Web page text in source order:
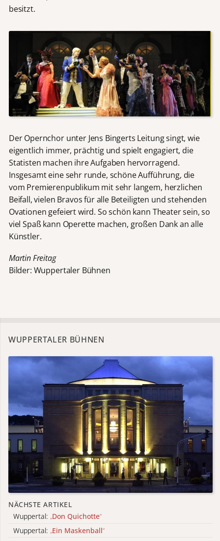
besitzt.
Der Opernchor unter Jens Bingerts Leitung singt, wie
eigentlich immer, prächtig und spielt engagiert, die
Statisten machen ihre Aufgaben hervorragend.
Insgesamt eine sehr runde, schöne Aufführung, die
vom Premierenpublikum mit sehr langem, herzlichen
Beifall, vielen Bravos für alle Beteiligten und stehenden
Ovationen gefeiert wird. So schön kann Theater sein, so
viel Spaß kann Operette machen, großen Dank an alle
Künstler.
Martin Freitag
Bilder: Wuppertaler Bühnen
WUPPERTALER BÜHNEN
NÄCHSTE ARTIKEL
Wuppertal: „Don Quichotte“
Wuppertal: „Ein Maskenball“